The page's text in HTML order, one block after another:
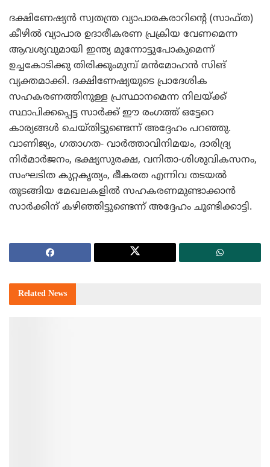
ദക്ഷിണേഷ്യന്‍ സ്വതന്ത്ര വ്യാപാരകരാറിന്റെ (സാഫ്ത)
കീഴില്‍ വ്യാപാര ഉദാരീകരണ പ്രക്രിയ വേണമെന്ന
ആവശ്യവുമായി ഇന്ത്യ മുന്നോട്ടുപോകുമെന്ന്
ഉച്ചകോടിക്കു തിരിക്കുംമുമ്പ് മന്‍മോഹന്‍ സിങ്
വ്യക്തമാക്കി. ദക്ഷിണേഷ്യയുടെ പ്രാദേശിക
സഹകരണത്തിനുള്ള പ്രസ്ഥാനമെന്ന നിലയ്ക്ക്
സ്ഥാപിക്കപ്പെട്ട സാര്‍ക്ക് ഈ രംഗത്ത് ഒട്ടേറെ
കാര്യങ്ങള്‍ ചെയ്തിട്ടുണ്ടെന്ന് അദ്ദേഹം പറഞ്ഞു.
വാണിജ്യം, ഗതാഗത- വാര്‍ത്താവിനിമയം, ദാരിദ്ര്യ
നിര്‍മാര്‍ജനം, ഭക്ഷ്യസുരക്ഷ, വനിതാ-ശിശുവികസനം,
സംഘടിത കുറ്റകൃത്യം, ഭീകരത എന്നിവ തടയല്‍
തുടങ്ങിയ മേഖലകളില്‍ സഹകരണമുണ്ടാക്കാന്‍
സാര്‍ക്കിന് കഴിഞ്ഞിട്ടുണ്ടെന്ന് അദ്ദേഹം ചൂണ്ടിക്കാട്ടി.
Related News